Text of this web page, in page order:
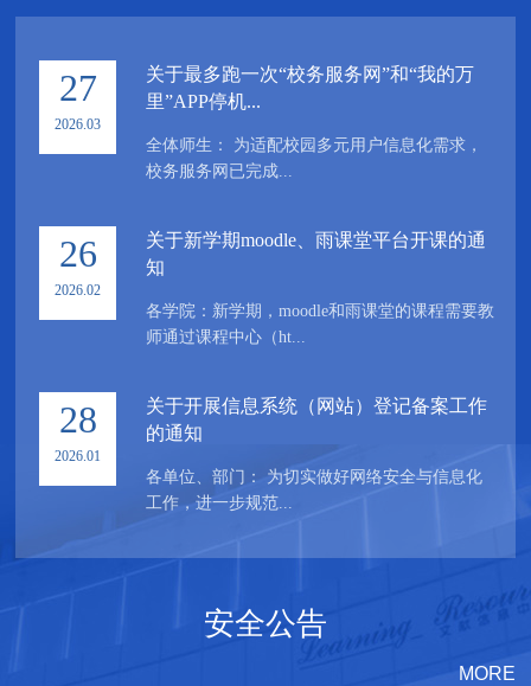
27
2026.03
关于最多跑一次“校务服务网”和“我的万
里”APP停机...
全体师生： 为适配校园多元用户信息化需求，
校务服务网已完成...
26
2026.02
关于新学期moodle、雨课堂平台开课的通
知
各学院：新学期，moodle和雨课堂的课程需要教
师通过课程中心（ht...
28
2026.01
关于开展信息系统（网站）登记备案工作
的通知
各单位、部门： 为切实做好网络安全与信息化
工作，进一步规范...
安全公告
MORE